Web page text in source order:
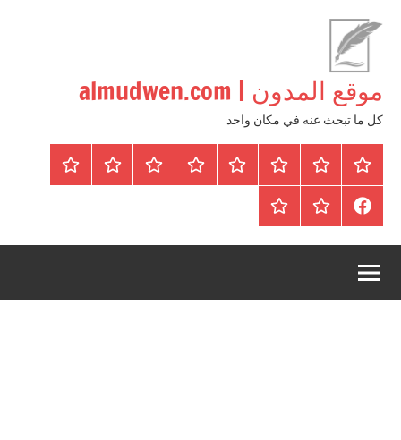
المحتوى
موقع المدون | almudwen.com
كل ما تبحث عنه في مكان واحد
الرئيسيةالمواضيعوظائف
محلية
/
دولية
عقارات Blog
من
اتصل
سياسة
FaceBookعقارات
للبيع
أرشيف
موقع